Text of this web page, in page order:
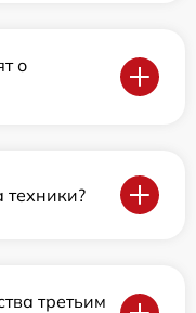
о
техники?
третьим